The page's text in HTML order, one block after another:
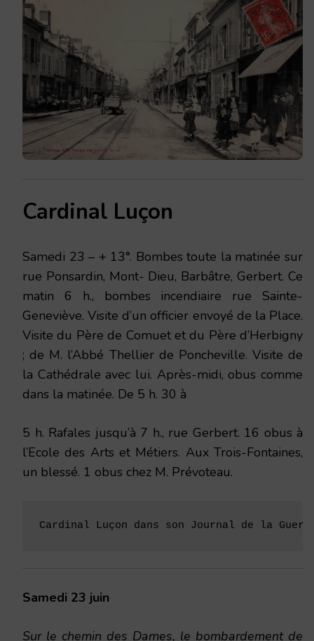
Cardinal Luçon
Samedi 23 – + 13°. Bombes toute la matinée sur
rue Ponsardin, Mont- Dieu, Barbâtre, Gerbert. Ce
matin 6 h., bombes incendiaire rue Sainte-
Geneviève.Visite d’un officier envoyé de la Place.
Visite du Père de Comuet et du Père d’Herbigny
; de M. l’Abbé Thellier de Poncheville. Visite de
la Cathédrale avec lui. Après-midi, obus comme
dans la matinée. De 5 h. 30 à
5 h. Rafales jusqu’à 7 h., rue Gerbert. 16 obus à
l’Ecole des Arts et Métiers. Aux Trois-Fontaines,
un blessé. 1 obus chez M. Prévoteau.
Cardinal Luçon dans son Journal de la
Samedi 23 juin
Sur le chemin des Dames, le bombardement de